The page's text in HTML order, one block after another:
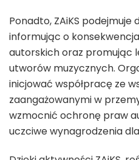
Ponadto, ZAiKS podejmuje
informując o
autorskich oraz promując
utworów muzycznych.
inicjować współpracę ze
zaangażowanymi w
wzmocnić ochronę praw
uczciwe wynagrodzenia